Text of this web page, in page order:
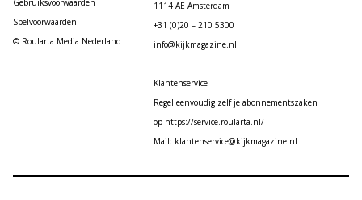
Gebruiksvoorwaarden
Spelvoorwaarden
© Roularta Media Nederland
1114 AE Amsterdam
+31 (0)20 – 210 5300
info@kijkmagazine.nl
Klantenservice
Regel eenvoudig zelf je abonnementszaken
op https://service.roularta.nl/
Mail: klantenservice@kijkmagazine.nl